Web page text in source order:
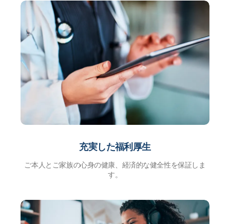
充実した福利厚生
ご本人とご家族の心身の健康、経済的な健全性を保証しま
す。